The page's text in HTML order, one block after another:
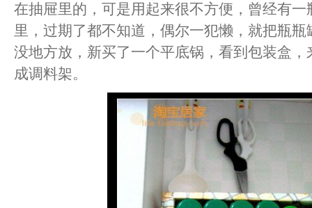
在抽屉里的，可是用起来很不方便，曾经有
里，过期了都不知道，偶尔一犯懒，就把瓶
没地方放，新买了一个平底锅，看到包装盒
成调料架。